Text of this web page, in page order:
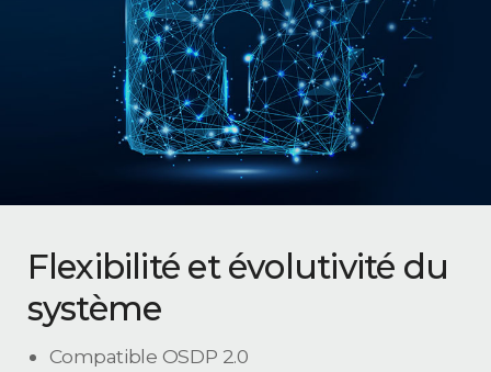
Flexibilité et évolutivité du
système
Compatible OSDP 2.0